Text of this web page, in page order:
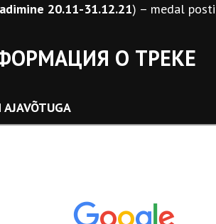
20.11-31.12.21) – medal
О ТРЕКЕ